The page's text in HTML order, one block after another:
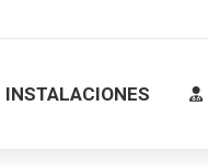
INSTALACIONES